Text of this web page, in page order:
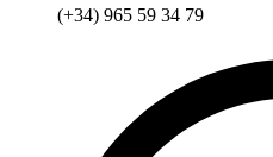
(+34) 965 59 34 79